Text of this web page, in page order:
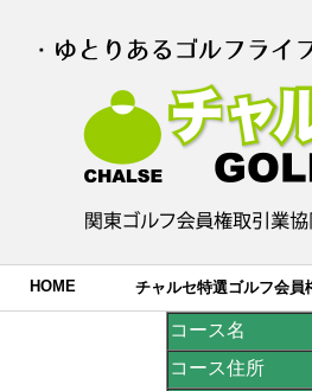
HOME チャルセ特選ゴルフ会員
コース名
コース住所